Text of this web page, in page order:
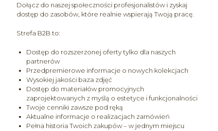
Dołącz do naszej społeczności profesjonalistów i zyskaj
dostęp do zasobów, które realnie wspierają Twoją pracę.
Strefa B2B to:
Dostęp do rozszerzonej oferty tylko dla naszych
partnerów
Przedpremierowe informacje o nowych kolekcjach
Wysokiej jakości baza zdjęć
Dostęp do materiałów promocyjnych
zaprojektowanych z myślą o estetyce i funkcjonalności
Twoje cenniki zawsze pod ręką
Aktualne informacje o realizacjach zamówień
Pełna historia Twoich zakupów – w jednym miejscu